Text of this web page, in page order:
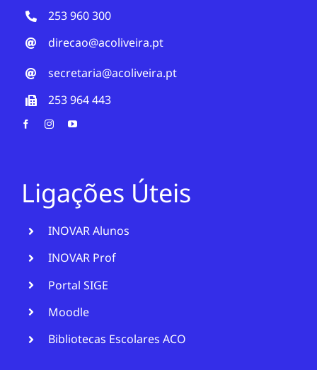
253 960 300
direcao@acoliveira.pt
secretaria@acoliveira.pt
253 964 443
Ligações Úteis
INOVAR Alunos
INOVAR Prof
Portal SIGE
Moodle
Bibliotecas Escolares ACO